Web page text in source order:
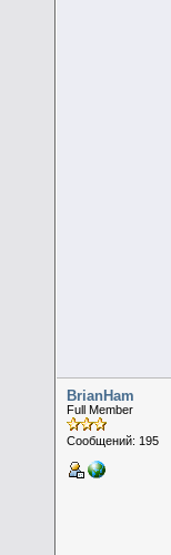
BrianHam
Full Member
Сообщений: 195